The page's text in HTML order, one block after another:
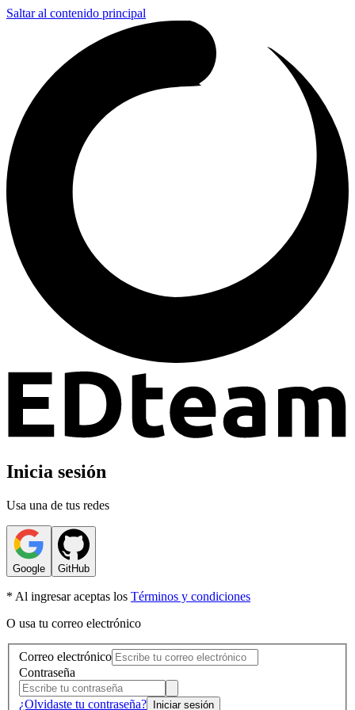
Saltar al contenido principal
Inicia sesión
Usa una de tus redes
Google GitHub
* Al ingresar aceptas los Términos y condiciones
O usa tu correo electrónico
Correo electrónico
Contraseña
¿Olvidaste tu contraseña? Iniciar sesión